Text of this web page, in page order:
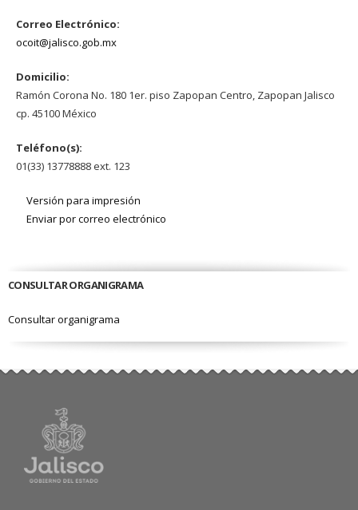
Correo Electrónico:
ocoit@jalisco.gob.mx
Domicilio:
Ramón Corona No. 180 1er. piso Zapopan Centro, Zapopan Jalisco
cp. 45100 México
Teléfono(s):
01(33) 13778888 ext. 123
Versión para impresión
Enviar por correo electrónico
CONSULTAR ORGANIGRAMA
Consultar organigrama